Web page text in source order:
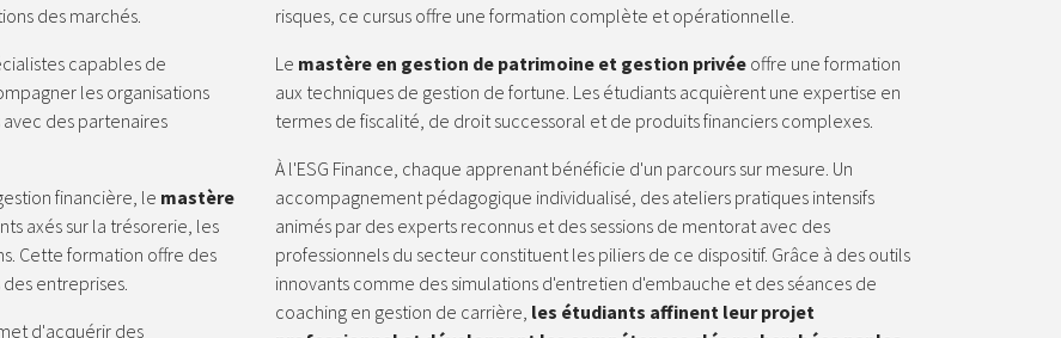
des marchés.
capables de
les organisations
des partenaires
financière, le mastère
axés sur la trésorerie, les
Cette formation offre des
entreprises.
d'acquérir des
risques, ce cursus offre une formation complète et opérationnelle.
Le mastère en gestion de patrimoine et gestion privée offre une formation
aux techniques de gestion de fortune. Les étudiants acquièrent une expertise en
termes de fiscalité, de droit successoral et de produits financiers complexes.
À l'ESG Finance, chaque apprenant bénéficie d'un parcours sur mesure. Un
accompagnement pédagogique individualisé, des ateliers pratiques intensifs
animés par des experts reconnus et des sessions de mentorat avec des
professionnels du secteur constituent les piliers de ce dispositif. Grâce à des outils
innovants comme des simulations d'entretien d'embauche et des séances de
coaching en gestion de carrière, les étudiants affinent leur projet